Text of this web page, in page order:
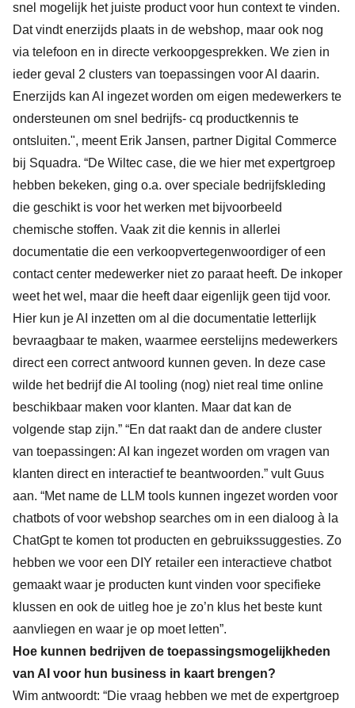
snel mogelijk het juiste product voor hun context te vinden.
Dat vindt enerzijds plaats in de webshop, maar ook nog
via telefoon en in directe verkoopgesprekken. We zien in
ieder geval 2 clusters van toepassingen voor AI daarin.
Enerzijds kan AI ingezet worden om eigen medewerkers te
ondersteunen om snel bedrijfs- cq productkennis te
ontsluiten.", meent Erik Jansen, partner Digital Commerce
bij Squadra. “De Wiltec case, die we hier met expertgroep
hebben bekeken, ging o.a. over speciale bedrijfskleding
die geschikt is voor het werken met bijvoorbeeld
chemische stoffen. Vaak zit die kennis in allerlei
documentatie die een verkoopvertegenwoordiger of een
contact center medewerker niet zo paraat heeft. De inkoper
weet het wel, maar die heeft daar eigenlijk geen tijd voor.
Hier kun je AI inzetten om al die documentatie letterlijk
bevraagbaar te maken, waarmee eerstelijns medewerkers
direct een correct antwoord kunnen geven. In deze case
wilde het bedrijf die AI tooling (nog) niet real time online
beschikbaar maken voor klanten. Maar dat kan de
volgende stap zijn.” “En dat raakt dan de andere cluster
van toepassingen: AI kan ingezet worden om vragen van
klanten direct en interactief te beantwoorden.” vult Guus
aan. “Met name de LLM tools kunnen ingezet worden voor
chatbots of voor webshop searches om in een dialoog à la
ChatGpt te komen tot producten en gebruikssuggesties. Zo
hebben we voor een DIY retailer een interactieve chatbot
gemaakt waar je producten kunt vinden voor specifieke
klussen en ook de uitleg hoe je zo’n klus het beste kunt
aanvliegen en waar je op moet letten”.
Hoe kunnen bedrijven de toepassingsmogelijkheden
van AI voor hun business in kaart brengen?
Wim antwoordt: “Die vraag hebben we met de expertgroep